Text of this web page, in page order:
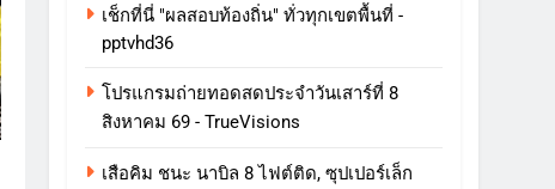
เช็กที่นี่ "ผลสอบท้องถิ่น" ทั่วทุกเขตพื้นที่ -
pptvhd36
โปรแกรมถ่ายทอดสดประจำวันเสาร์ที่ 8
สิงหาคม 69 - TrueVisions
เสือคิม ชนะ นาบิล 8 ไฟต์ติด, ซุปเปอร์เล็ก